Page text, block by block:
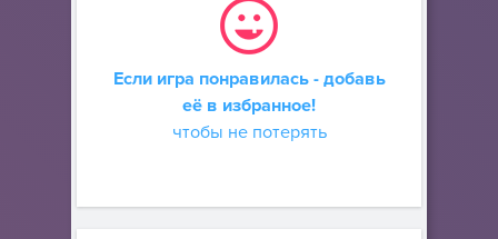
Если игра понравилась - добавь
её в избранное!
чтобы не потерять